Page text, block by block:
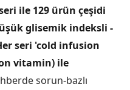
ile 129 ürün çeşidi
glisemik indeksli -
seri 'cold infusion
vitamin) ile
sorun-bazlı